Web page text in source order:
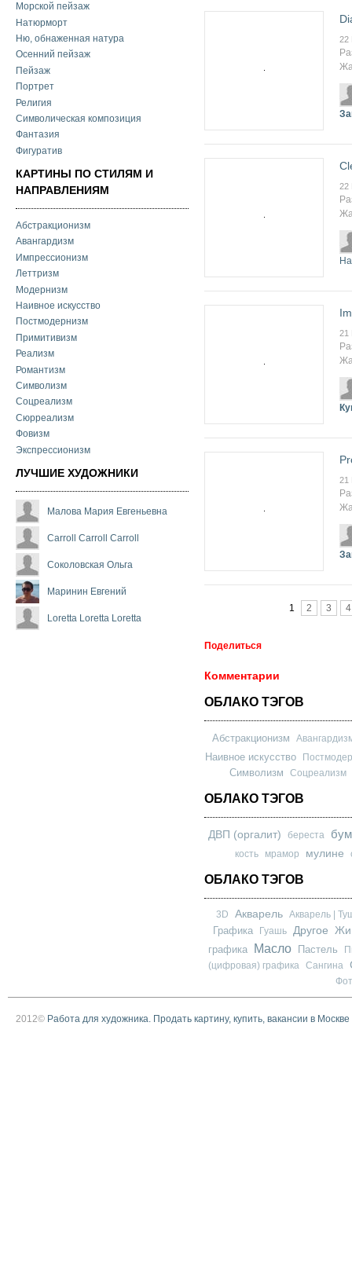
Морской пейзаж
Натюрморт
Ню, обнаженная натура
Осенний пейзаж
Пейзаж
Портрет
Религия
Символическая композиция
Фантазия
Фигуратив
КАРТИНЫ ПО СТИЛЯМ И
НАПРАВЛЕНИЯМ
Абстракционизм
Авангардизм
Импрессионизм
Леттризм
Модернизм
Наивное искусство
Постмодернизм
Примитивизм
Реализм
Романтизм
Символизм
Соцреализм
Сюрреализм
Фовизм
Экспрессионизм
ЛУЧШИЕ ХУДОЖНИКИ
Малова Мария Евгеньевна
Carroll Carroll Carroll
Соколовская Ольга
Маринин Евгений
Loretta Loretta Loretta
1 2 3 4
Поделиться
Комментарии
ОБЛАКО ТЭГОВ
Абстракционизм
Наивное искусство
Символизм Соцреализм
ОБЛАКО ТЭГОВ
ДВП (оргалит) береста
кость мрамор мулине
ОБЛАКО ТЭГОВ
3D Акварель Акварель |
Графика Гуашь Другое
графика
Масло Пастель
(цифровая) графика
Сангина
2012© Работа для художника. Продать картину, купить, вакансии в Москве